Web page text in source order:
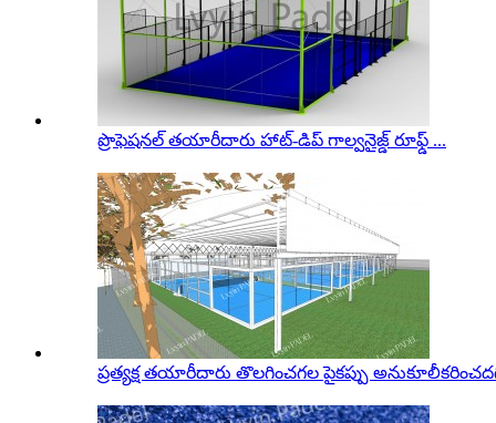
ప్రొఫెషనల్ తయారీదారు హాట్-డిప్ గాల్వనైజ్డ్ రూఫ్డ్ ...
ప్రత్యక్ష తయారీదారు తొలగించగల పైకప్పు